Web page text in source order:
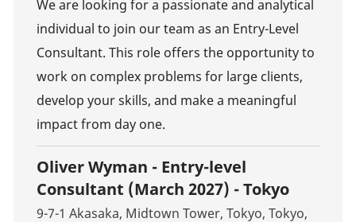
We are looking for a passionate and analytical
individual to join our team as an Entry-Level
Consultant. This role offers the opportunity to
work on complex problems for large clients,
develop your skills, and make a meaningful
impact from day one.
Oliver Wyman - Entry-level
Consultant (March 2027) - Tokyo
Location
9-7-1 Akasaka, Midtown Tower, Tokyo, Tokyo,